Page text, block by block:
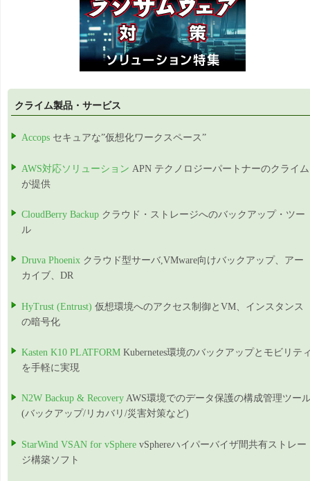
クライム製品・サービス
Accops セキュアな”仮想化ワークスペース”
AWS対応ソリューション APN テクノロジーパートナーのクライム
が提供
CloudBerry Backup クラウド・ストレージへのバックアップ・ツー
ル
Druva Phoenix クラウド型サーバ,VMware向けバックアップ、アー
カイブ、DR
HyTrust (Entrust) 仮想環境へのアクセス制御とVM、インスタンス
の暗号化
Kasten K10 PLATFORM Kubernetes環境のバックアップとモビリテ
を手軽に実現
N2W Backup & Recovery AWS環境でのデータ保護の構成管理ツー
(バックアップ/リカバリ/災害対策など)
StarWind VSAN for vSphere vSphereハイパーバイザ間共有ストレー
ジ構築ソフト